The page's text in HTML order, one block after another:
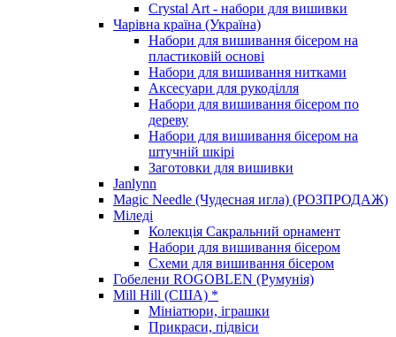
Crystal Art - набори для вишивки
Чарівна країна (Україна)
Набори для вишивання бісером на
пластиковій основі
Набори для вишивання нитками
Аксесуари для рукоділля
Набори для вишивання бісером по
дереву
Набори для вишивання бісером на
штучній шкірі
Заготовки для вишивки
Janlynn
Magic Needle (Чудесная игла) (РОЗПРОДАЖ)
Міледі
Колекція Сакральний орнамент
Набори для вишивання бісером
Схеми для вишивання бісером
Гобелени ROGOBLEN (Румунія)
Mill Hill (США) *
Мініатюри, іграшки
Прикраси, підвіси